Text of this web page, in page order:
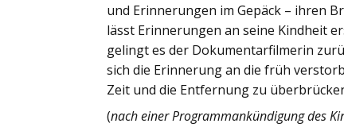
und Erinnerungen im Gepäck – ihren
lässt Erinnerungen an seine Kindheit
gelingt es der Dokumentarfilmerin
sich die Erinnerung an die früh
Zeit und die Entfernung zu
(nach einer Programmankündigung des